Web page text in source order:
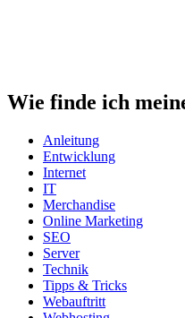
Wie finde ich
Anleitung
Entwicklung
Internet
IT
Merchandise
Online Marketing
SEO
Server
Technik
Tipps & Tricks
Webauftritt